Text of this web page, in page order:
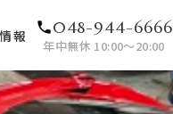
報 048-944-6666
年中無休 10:00〜20:00